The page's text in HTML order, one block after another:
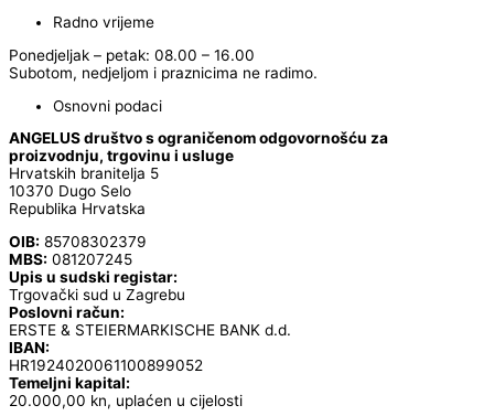
Radno vrijeme
Ponedjeljak – petak: 08.00 – 16.00
Subotom, nedjeljom i praznicima ne radimo.
Osnovni podaci
ANGELUS društvo s ograničenom odgovornošću za
proizvodnju, trgovinu i usluge
Hrvatskih branitelja 5
10370 Dugo Selo
Republika Hrvatska
OIB: 85708302379
MBS: 081207245
Upis u sudski registar:
Trgovački sud u Zagrebu
Poslovni račun:
ERSTE & STEIERMARKISCHE BANK d.d.
IBAN:
HR1924020061100899052
Temeljni kapital:
20.000,00 kn, uplaćen u cijelosti